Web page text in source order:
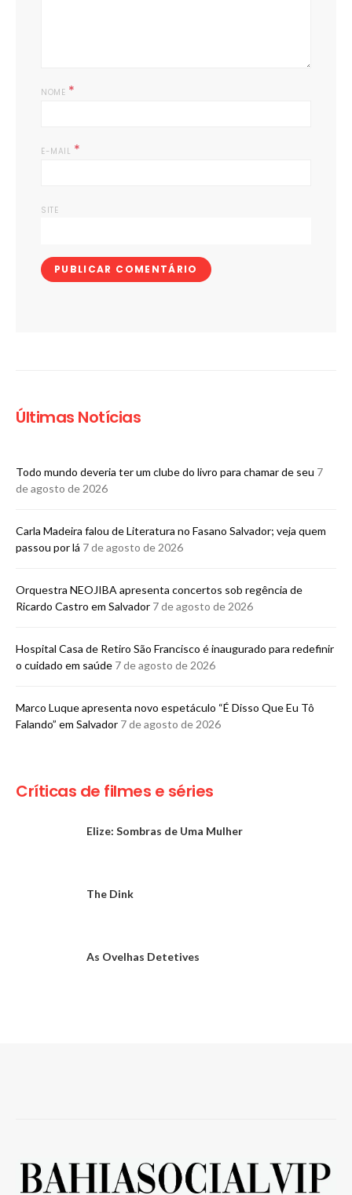
NOME *
E-MAIL *
SITE
Últimas Notícias
Todo mundo deveria ter um clube do livro para chamar de seu 7
de agosto de 2026
Carla Madeira falou de Literatura no Fasano Salvador; veja quem
passou por lá 7 de agosto de 2026
Orquestra NEOJIBA apresenta concertos sob regência de
Ricardo Castro em Salvador 7 de agosto de 2026
Hospital Casa de Retiro São Francisco é inaugurado para redefinir
o cuidado em saúde 7 de agosto de 2026
Marco Luque apresenta novo espetáculo “É Disso Que Eu Tô
Falando” em Salvador 7 de agosto de 2026
Críticas de filmes e séries
Elize: Sombras de Uma Mulher
The Dink
As Ovelhas Detetives